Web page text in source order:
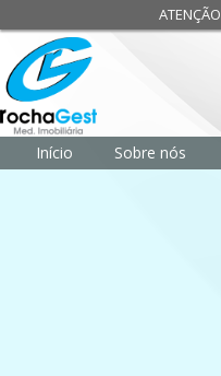
ATENÇÃO
Início Sobre nós